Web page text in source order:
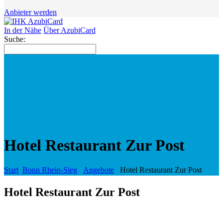
Anbieter werden
In der Nähe Über AzubiCard
Suche:
Hotel Restaurant Zur Post
Start Bonn Rhein-Sieg Angebote Hotel Restaurant Zur Post
Hotel Restaurant Zur Post